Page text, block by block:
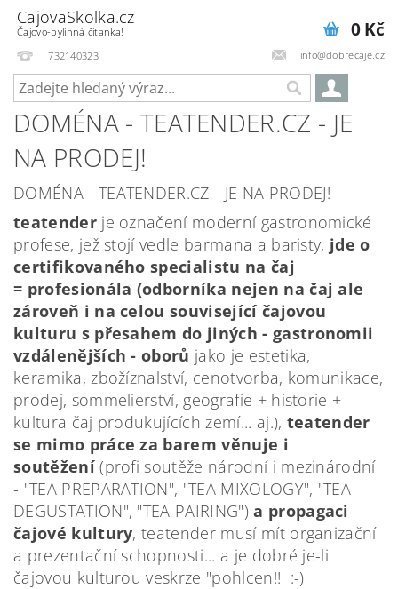
CajovaSkolka.cz
Čajovo-bylinná čítanka!
732140323
info@dobrecaje.cz
0 Kč
DOMÉNA - TEATENDER.CZ - JE
NA PRODEJ!
DOMÉNA - TEATENDER.CZ - JE NA PRODEJ!
teatender je označení moderní gastronomické
profese, jež stojí vedle barmana a baristy, jde o
certifikovaného specialistu na čaj
= profesionála (odborníka nejen na čaj ale
zároveň i na celou související čajovou
kulturu s přesahem do jiných - gastronomii
vzdálenějších - oborů jako je estetika,
keramika, zbožíznalství, cenotvorba, komunikace,
prodej, sommelierství, geografie + historie +
kultura čaj produkujících zemí... aj.), teatender
se mimo práce za barem věnuje i
soutěžení(profi soutěže národní i mezinárodní
- "TEA PREPARATION", "TEA MIXOLOGY", "TEA
DEGUSTATION", "TEA PAIRING")a propagaci
čajové kultury, teatender musí mít organizační
a prezentační schopnosti... a je dobré je-li
čajovou kulturou veskrze "pohlcen!! :-)